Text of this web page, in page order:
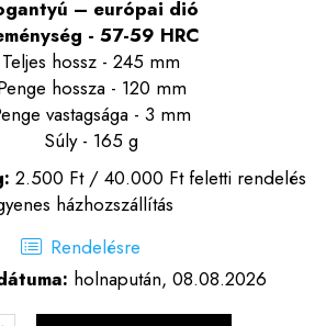
– európai dió
- 57-59 HRC
Teljes hossz - 245 mm
hossza - 120 mm
vastagsága - 3 mm
Súly - 165 g
2.500 Ft / 40.000 Ft feletti rendelés
házhozszállítás
Rendelésre
holnapután, 08.08.2026